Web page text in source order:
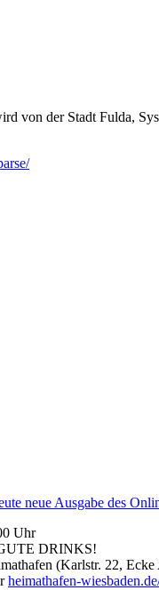
von der Stadt Fulda,
neue Ausgabe des
Uhr
DRINKS!
(Karlstr. 22, Ecke
heimathafen-